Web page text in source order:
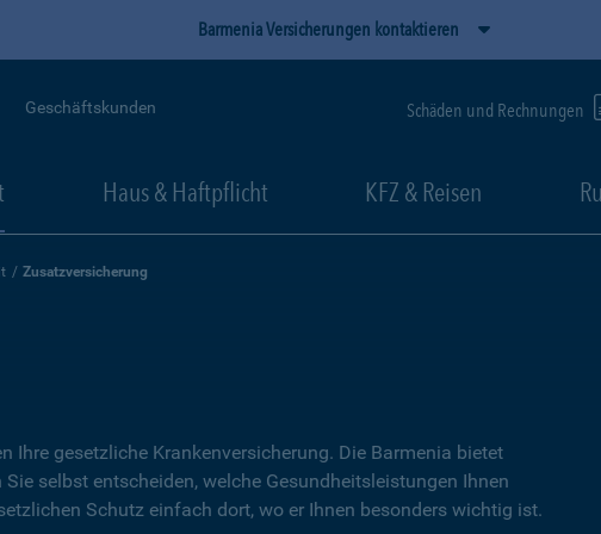
Barmenia Versicherungen kontaktieren
Geschäftskunden Schäden und Rechnungen
Haus & Haftpflicht KFZ & Reisen
Zusatzversicherung
Ihre gesetzliche Kranken­versicherung. Die Barmenia bietet
selbst entscheiden, welche Gesundheitsleistungen Ihnen
Schutz einfach dort, wo er Ihnen besonders wichtig ist.